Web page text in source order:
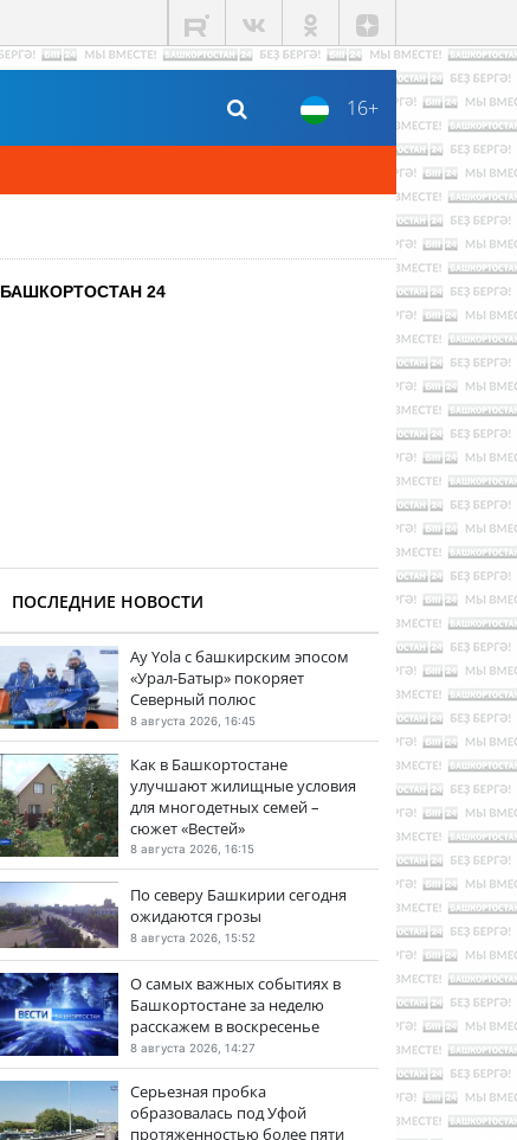
16+
БАШКОРТОСТАН 24
ПОСЛЕДНИЕ НОВОСТИ
Ay Yola с башкирским эпосом
«Урал-Батыр» покоряет
Северный полюс
8 августа 2026, 16:45
Как в Башкортостане
улучшают жилищные условия
для многодетных семей –
сюжет «Вестей»
8 августа 2026, 16:15
По северу Башкирии сегодня
ожидаются грозы
8 августа 2026, 15:52
О самых важных событиях в
Башкортостане за неделю
расскажем в воскресенье
8 августа 2026, 14:27
Серьезная пробка
образовалась под Уфой
протяженностью более пяти